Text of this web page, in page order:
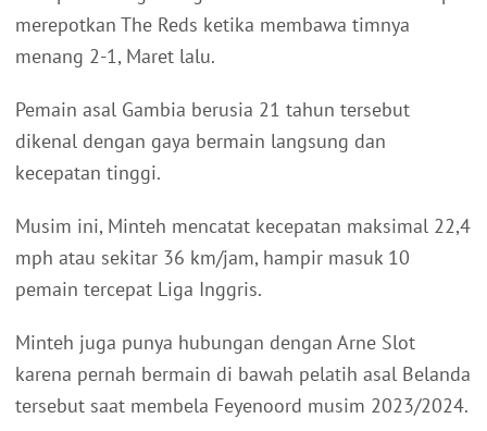
merepotkan The Reds ketika membawa timnya
menang 2-1, Maret lalu.
Pemain asal Gambia berusia 21 tahun tersebut
dikenal dengan gaya bermain langsung dan
kecepatan tinggi.
Musim ini, Minteh mencatat kecepatan maksimal 22,4
mph atau sekitar 36 km/jam, hampir masuk 10
pemain tercepat Liga Inggris.
Minteh juga punya hubungan dengan Arne Slot
karena pernah bermain di bawah pelatih asal Belanda
tersebut saat membela Feyenoord musim 2023/2024.